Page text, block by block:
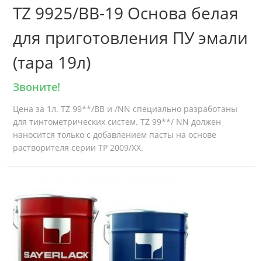
TZ 9925/BB-19 Основа белая
для приготовления ПУ эмали
(тара 19л)
Звоните!
Цена за 1л. TZ 99**/BB и /NN специально разработаны
для тинтометрических систем. TZ 99**/ NN должен
наносится только с добавлением пасты на основе
растворителя серии TP 2009/XX.